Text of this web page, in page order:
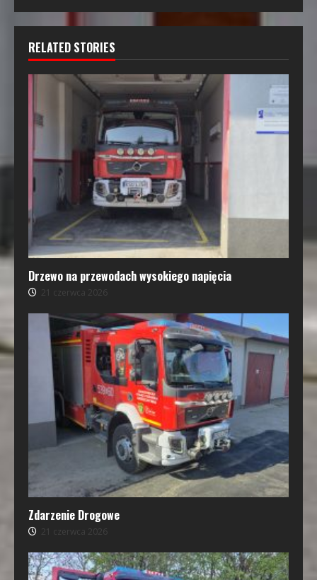
RELATED STORIES
Drzewo na przewodach wysokiego napięcia
21 czerwca 2026
Zdarzenie Drogowe
21 czerwca 2026